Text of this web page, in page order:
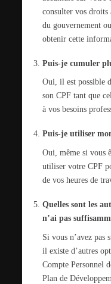
consulter vos
du gouvernement
obtenir cette
Puis-je cumuler
Oui, il est possible
son CPF tant que
à vos besoins
Puis-je utiliser
Oui, même si vous
utiliser votre CPF
de vos heures de
Quelles sont les
n’ai pas
Si vous n’avez pas
il existe d’autres
Compte Personnel
Plan de